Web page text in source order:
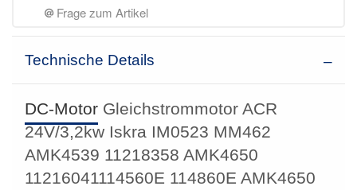
Frage zum Artikel
Technische Details
DC-Motor Gleichstrommotor ACR
24V/3,2kw Iskra IM0523 MM462
AMK4539 11218358 AMK4650
11216041114560E 114860E AMK4650